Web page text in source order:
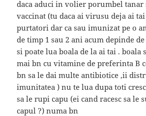
daca aduci in volier porumbel tanar
vaccinat (tu daca ai virusu deja ai
purtatori dar ca sau imunizat pe o
de timp 1 sau 2 ani acum depinde
si poate lua boala de la ai tai . boala
mai bn cu vitamine de preferinta B
bn sa le dai multe antibiotice ,ii
imunitatea ) nu te lua dupa toti
sa le rupi capu (ei cand racesc sa le
capul ?) numa bn